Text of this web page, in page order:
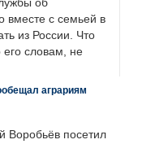
об
вместе с семьей в
из России. Что
его словам, не
аграриям
Воробьёв посетил